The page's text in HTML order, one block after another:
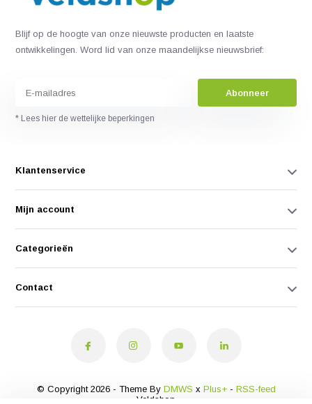
Blijf op de hoogte van onze nieuwste producten en laatste
ontwikkelingen. Word lid van onze maandelijkse nieuwsbrief:
Abonneer
* Lees hier de wettelijke beperkingen
Klantenservice
Mijn account
Categorieën
Contact
© Copyright 2026 - Theme By DMWS x Plus+- RSS-feed
Veldshop